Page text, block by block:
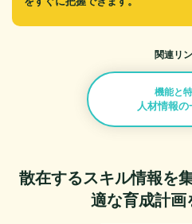
関連リ
機能と
人材情報の
散在するスキル情報を
適な育成計画